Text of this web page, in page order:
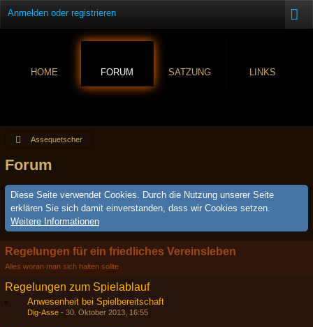
Anmelden oder registrieren
HOME FORUM SATZUNG LINKS
Assequetscher
Forum
Diese Seite verwendet Cookies. Durch die Nutzung unserer Seite
erklären Sie sich damit einverstanden, dass wir Cookies setzen.
Weitere Informationen
Regelungen für ein friedliches Vereinsleben
Alles woran man sich halten sollte
Regelungen zum Spielablauf
Anwesenheit bei Spielbereitschaft
Dig-Asse - 30. Oktober 2013, 16:55